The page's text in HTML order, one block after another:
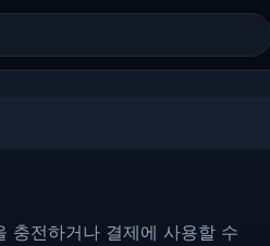
충전하거나 결제에 사용할 수